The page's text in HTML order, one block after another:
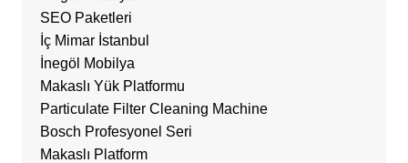
SEO Paketleri
İç Mimar İstanbul
İnegöl Mobilya
Makaslı Yük Platformu
Particulate Filter Cleaning Machine
Bosch Profesyonel Seri
Makaslı Platform